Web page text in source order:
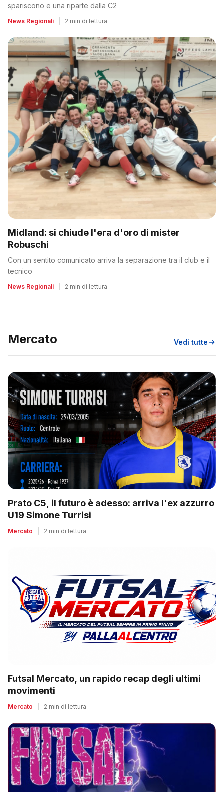
spariscono e una riparte dalla C2
News Regionali 2 min di lettura
Midland: si chiude l'era d'oro di mister
Robuschi
Con un sentito comunicato arriva la separazione tra il club e il
tecnico
News Regionali 2 min di lettura
Mercato Vedi tutte
Prato C5, il futuro è adesso: arriva l'ex azzurro
U19 Simone Turrisi
Mercato 2 min di lettura
Futsal Mercato, un rapido recap degli ultimi
movimenti
Mercato 2 min di lettura